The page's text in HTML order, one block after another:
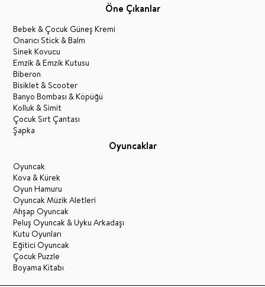
Öne Çıkanlar
Bebek & Çocuk Güneş Kremi
Onarıcı Stick & Balm
Sinek Kovucu
Emzik & Emzik Kutusu
Biberon
Bisiklet & Scooter
Banyo Bombası & Köpüğü
Kolluk & Simit
Çocuk Sırt Çantası
Şapka
Oyuncaklar
Oyuncak
Kova & Kürek
Oyun Hamuru
Oyuncak Müzik Aletleri
Ahşap Oyuncak
Peluş Oyuncak & Uyku Arkadaşı
Kutu Oyunları
Eğitici Oyuncak
Çocuk Puzzle
Boyama Kitabı